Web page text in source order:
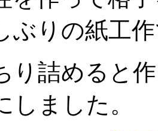
ぶりの紙工
詰めると
しました。